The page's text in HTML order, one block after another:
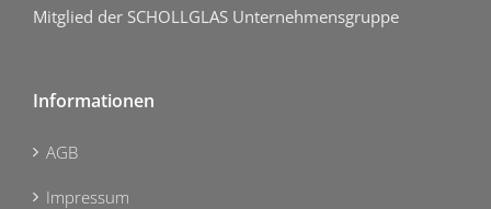
Mitglied der SCHOLLGLAS Unternehmensgruppe
Informationen
AGB
Impressum